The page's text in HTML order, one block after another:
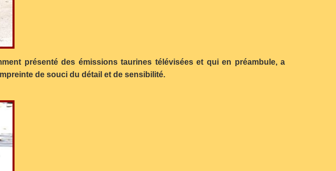
présenté des émissions taurines télévisées et qui en préambule, a
de souci du détail et de sensibilité.